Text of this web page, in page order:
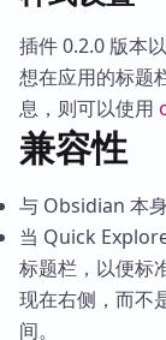
插件 0.2.0 版本
想在应用的标题
息，则可以使用
兼容性
与 Obsidian 本身
当 Quick
标题栏，以便标
现在右侧，而不
间。